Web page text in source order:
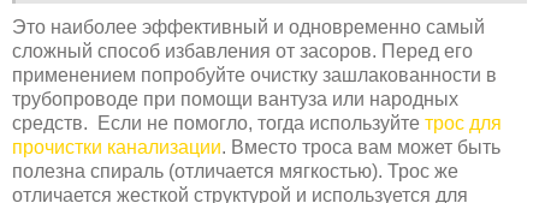
Это наиболее эффективный и одновременно самый
сложный способ избавления от засоров. Перед его
применением попробуйте очистку зашлакованности в
трубопроводе при помощи вантуза или народных
средств. Если не помогло, тогда используйте трос для
прочистки канализации. Вместо троса вам может быть
полезна спираль (отличается мягкостью). Трос же
отличается жесткой структурой и используется для